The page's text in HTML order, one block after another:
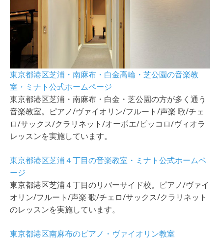
東京都港区芝浦・南麻布・白金高輪・芝公園の音楽教
室・ミナト公式ホームページ
東京都港区芝浦・南麻布・白金・芝公園の方が多く通う
音楽教室。ピアノ/ヴァイオリン/フルート/声楽 歌/チェ
ロ/サックス/クラリネット/オーボエ/ピッコロ/ヴィオラ
レッスンを実施しています。
東京都港区芝浦４丁目の音楽教室・ミナト公式ホームペ
ージ
東京都港区芝浦４丁目のリバーサイド校。ピアノ/ヴァイ
オリン/フルート/声楽 歌/チェロ/サックス/クラリネット
のレッスンを実施しています。
東京都港区南麻布のピアノ・ヴァイオリン教室